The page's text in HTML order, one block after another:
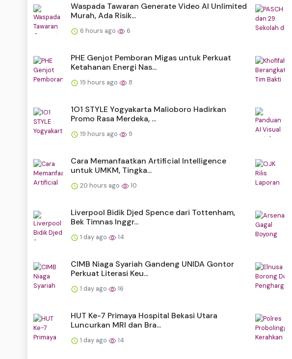
Waspada Tawaran Generate Video AI Unlimited
Murah, Ada Risik...
6 hours ago 6
PHE Genjot Pemboran Migas untuk Perkuat
Ketahanan Energi Nas...
19 hours ago 8
1O1 STYLE Yogyakarta Malioboro Hadirkan
Promo Rasa Merdeka, ...
19 hours ago 9
Cara Memanfaatkan Artificial Intelligence
untuk UMKM, Tingka...
20 hours ago 10
Liverpool Bidik Djed Spence dari Tottenham,
Bek Timnas Inggr...
1 day ago 14
CIMB Niaga Syariah Gandeng UNIDA Gontor
Perkuat Literasi Keu...
1 day ago 16
HUT Ke-7 Primaya Hospital Bekasi Utara
Luncurkan MRI dan Bra...
1 day ago 14